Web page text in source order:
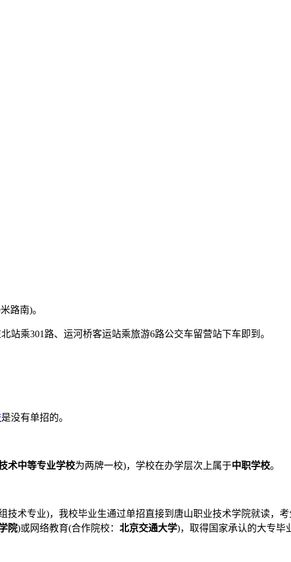
路南)。
站乘301路、运河桥客运站乘旅游6路公交车留营站下车即到。
是没有单招的。
术中等专业学校为两牌一校)，学校在办学层次上属于中职学校。
技术专业)，我校毕业生通过单招直接到唐山职业技术学院就读，
院)或网络教育(合作院校： 北京交通大学)，取得国家承认的大专毕